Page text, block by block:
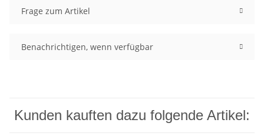
Frage zum Artikel
Benachrichtigen, wenn verfügbar
Kunden kauften dazu folgende Artikel: